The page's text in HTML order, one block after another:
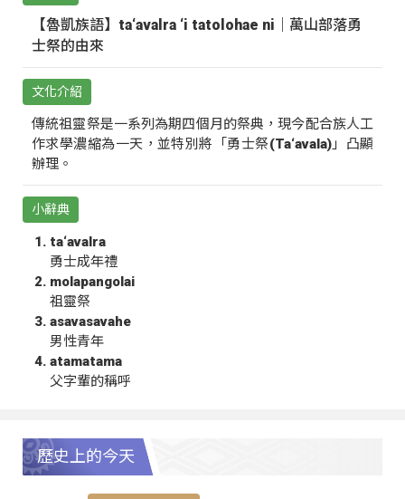
【魯凱族語】ta‘avalra ‘i tatolohae ni｜萬山部落勇
士祭的由來
文化介紹
傳統祖靈祭是一系列為期四個月的祭典，現今配合族人工
作求學濃縮為一天，並特別將「勇士祭(Ta‘avala)」凸顯
辦理。
小辭典
ta‘avalra
勇士成年禮
molapangolai
祖靈祭
asavasavahe
男性青年
atamatama
父字輩的稱呼
歷史上的今天